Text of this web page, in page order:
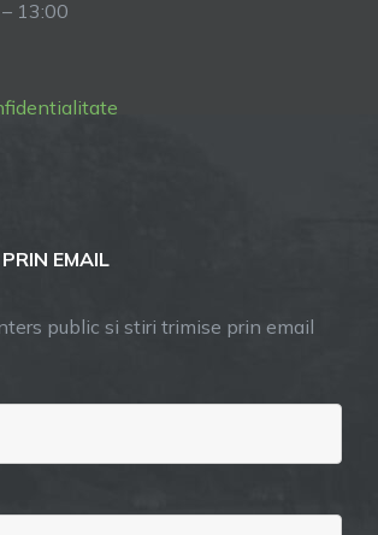
13:00
EMAIL
public si stiri trimise prin email